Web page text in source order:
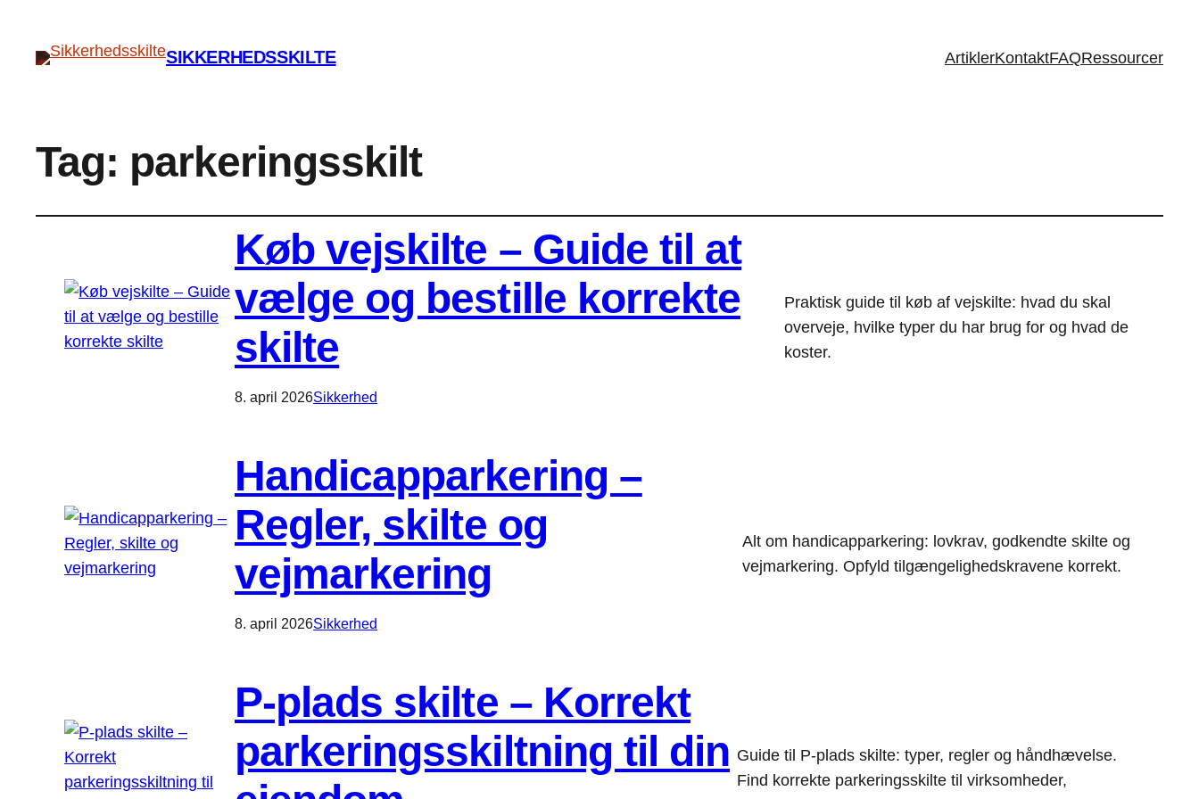
SIKKERHEDSSKILTE ArtiklerKontaktFAQRessourcer
Tag: parkeringsskilt
Køb vejskilte – Guide til at
vælge og bestille korrekte
skilte
8. april 2026Sikkerhed
Praktisk guide til køb af vejskilte: hvad du skal
overveje, hvilke typer du har brug for og hvad de
koster.
Handicapparkering –
Regler, skilte og
vejmarkering
8. april 2026Sikkerhed
Alt om handicapparkering: lovkrav, godkendte skilte og
vejmarkering. Opfyld tilgængelighedskravene korrekt.
P-plads skilte – Korrekt
parkeringsskiltning til din Guide til P-plads skilte: typer, regler og håndhævelse.
Find korrekte parkeringsskilte til virksomheder,